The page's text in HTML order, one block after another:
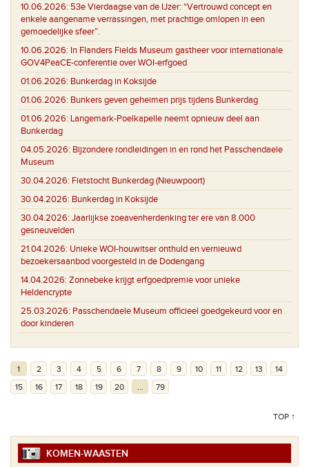
10.06.2026: 53e Vierdaagse van de IJzer: “Vertrouwd concept en
enkele aangename verrassingen, met prachtige omlopen in een
gemoedelijke sfeer”.
10.06.2026: In Flanders Fields Museum gastheer voor internationale
GOV4PeaCE-conferentie over WOI-erfgoed
01.06.2026: Bunkerdag in Koksijde
01.06.2026: Bunkers geven geheimen prijs tijdens Bunkerdag
01.06.2026: Langemark-Poelkapelle neemt opnieuw deel aan
Bunkerdag
04.05.2026: Bijzondere rondleidingen in en rond het Passchendaele
Museum
30.04.2026: Fietstocht Bunkerdag (Nieuwpoort)
30.04.2026: Bunkerdag in Koksijde
30.04.2026: Jaarlijkse zoeavenherdenking ter ere van 8.000
gesneuvelden
21.04.2026: Unieke WOI-houwitser onthuld en vernieuwd
bezoekersaanbod voorgesteld in de Dodengang
14.04.2026: Zonnebeke krijgt erfgoedpremie voor unieke
Heldencrypte
25.03.2026: Passchendaele Museum officieel goedgekeurd voor en
door kinderen
1 2 3 4 5 6 7 8 9 10 11 12 13
14
15
16 17 18 19 20 79
TOP ↑
KOMEN-WAASTEN